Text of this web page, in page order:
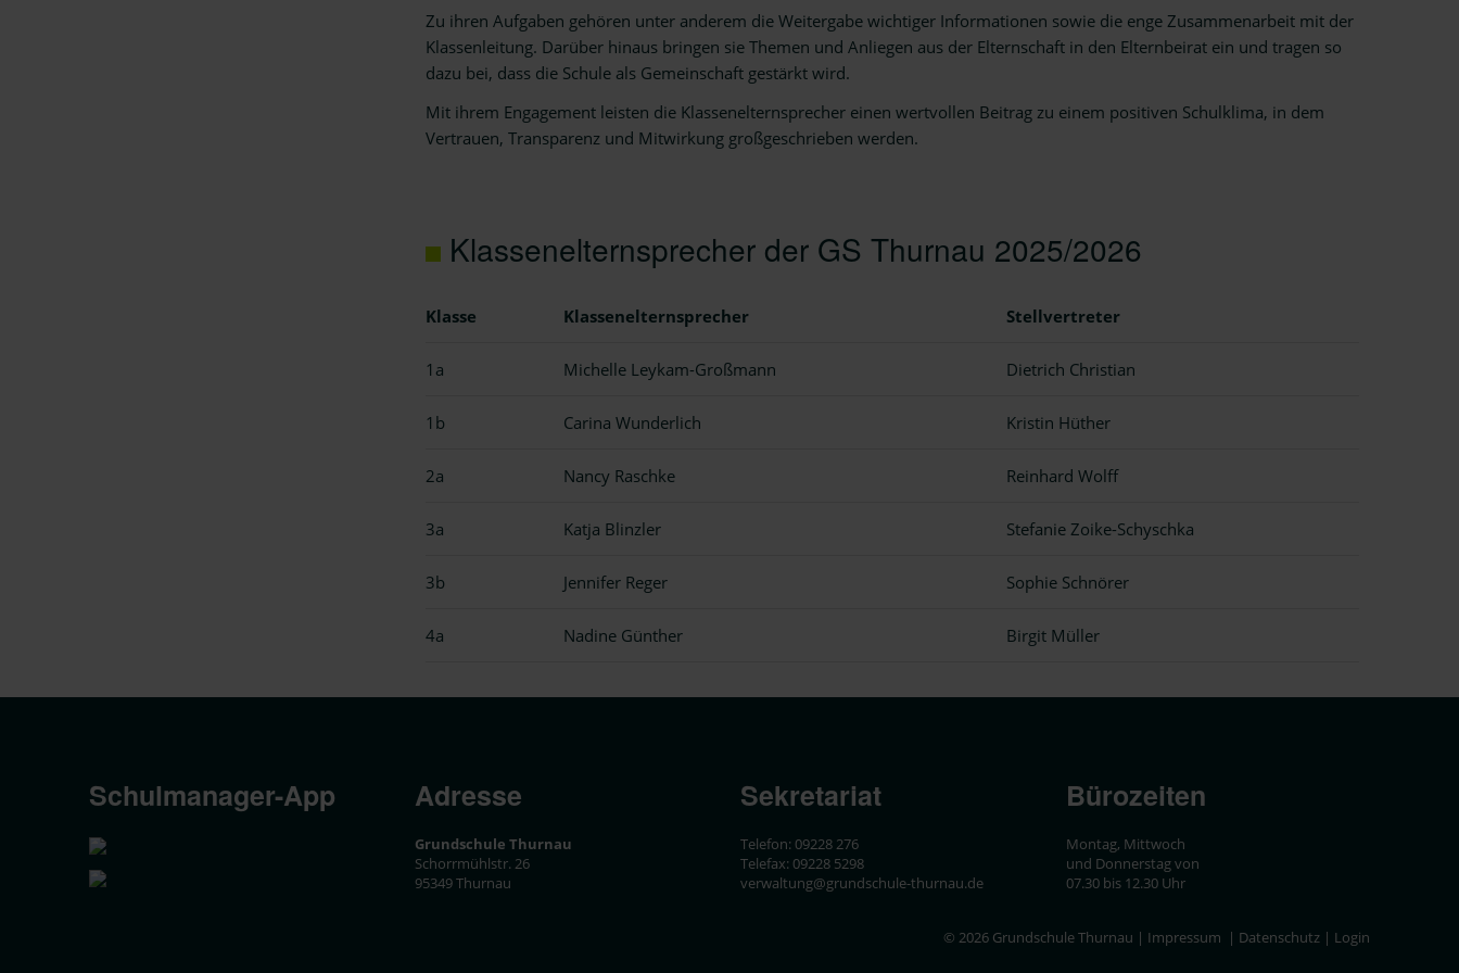
Zu ihren Aufgaben gehören unter anderem die Weitergabe wichtiger Informationen sowie die enge Zusammenarbeit mit der
Klassenleitung. Darüber hinaus bringen sie Themen und Anliegen aus der Elternschaft in den Elternbeirat ein und tragen so
dazu bei, dass die Schule als Gemeinschaft gestärkt wird.
Mit ihrem Engagement leisten die Klassenelternsprecher einen wertvollen Beitrag zu einem positiven Schulklima, in dem
Vertrauen, Transparenz und Mitwirkung großgeschrieben werden.
Klassenelternsprecher der GS Thurnau 2025/2026
Klasse Klassenelternsprecher Stellvertreter
1a Michelle Leykam-Großmann Dietrich Christian
1b Carina Wunderlich Kristin Hüther
2a Nancy Raschke Reinhard Wolff
3a Katja Blinzler Stefanie Zoike-Schyschka
3b Jennifer Reger Sophie Schnörer
4a Nadine Günther Birgit Müller
Schulmanager-App Adresse
Grundschule Thurnau
Schorrmühlstr. 26
95349 Thurnau
Sekretariat
Telefon: 09228 276
Telefax: 09228 5298
verwaltung@grundschule-thurnau.de
Bürozeiten
Montag, Mittwoch
und Donnerstag von
07.30 bis 12.30 Uhr
© 2026 Grundschule Thurnau | Impressum | Datenschutz | Login